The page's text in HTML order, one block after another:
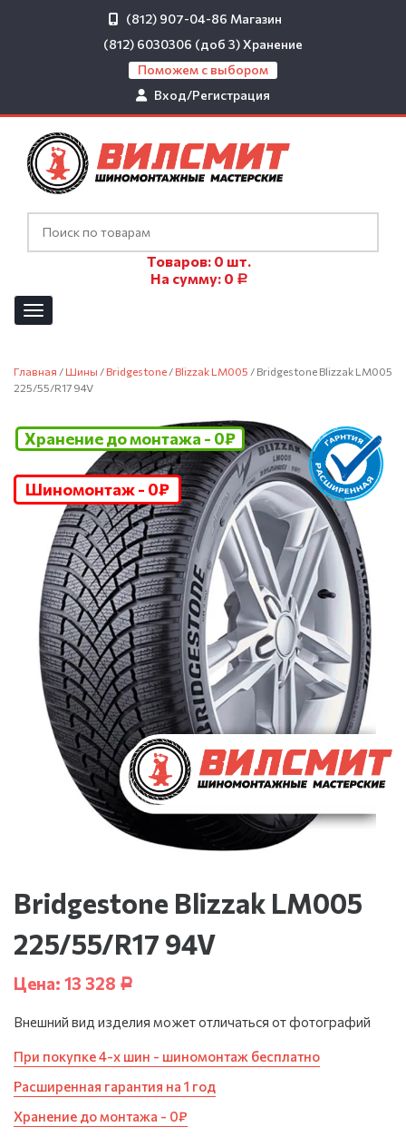
(812) 907-04-86 Магазин
(812) 6030306 (доб 3)Хранение
Поможем с выбором
Вход/Регистрация
Товаров: 0 шт.
На сумму: 0 Р
Главная / Шины / Bridgestone / Blizzak LM005 / Bridgestone Blizzak LM005
225/55/R17 94V
Шиномонтаж - 0₽
Хранение до монтажа - 0₽
Bridgestone Blizzak LM005
225/55/R17 94V
Цена: 13 328 Р
Внешний вид изделия может отличаться от фотографий
При покупке 4-х шин - шиномонтаж бесплатно
Расширенная гарантия на 1 год
Хранение до монтажа - 0₽